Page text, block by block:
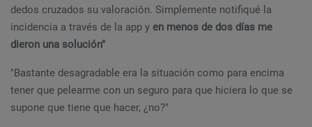
dedos cruzados su valoración. Simplemente notifiqué la
incidencia a través de la app y en menos de dos días me
dieron una solución"
"Bastante desagradable era la situación como para encima
tener que pelearme con un seguro para que hiciera lo que se
supone que tiene que hacer, ¿no?"